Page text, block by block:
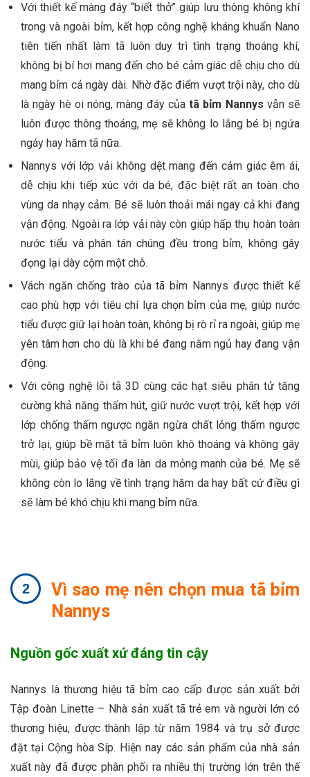
Với thiết kế màng đáy “biết thở” giúp lưu thông không khí
trong và ngoài bỉm, kết hợp công nghệ kháng khuẩn Nano
tiên tiến nhất làm tã luôn duy trì tình trạng thoáng khí,
không bị bí hơi mang đến cho bé cảm giác dễ chịu cho dù
mang bỉm cả ngày dài. Nhờ đặc điểm vượt trội này, cho dù
là ngày hè oi nóng, màng đáy của tã bỉm Nannys vẫn sẽ
luôn được thông thoáng, mẹ sẽ không lo lắng bé bị ngứa
ngáy hay hăm tã nữa.
Nannys với lớp vải không dệt mang đến cảm giác êm ái,
dễ chịu khi tiếp xúc với da bé, đặc biệt rất an toàn cho
vùng da nhạy cảm. Bé sẽ luôn thoải mái ngay cả khi đang
vận động. Ngoài ra lớp vải này còn giúp hấp thụ hoàn toàn
nước tiểu và phân tán chúng đều trong bỉm, không gây
đọng lại dày cộm một chỗ.
Vách ngăn chống trào của tã bỉm Nannys được thiết kế
cao phù hợp với tiêu chí lựa chọn bỉm của mẹ, giúp nước
tiểu được giữ lại hoàn toàn, không bị rò rỉ ra ngoài, giúp mẹ
yên tâm hơn cho dù là khi bé đang nằm ngủ hay đang vận
động.
Với công nghệ lõi tã 3D cùng các hạt siêu phân tử tăng
cường khả năng thấm hút, giữ nước vượt trội, kết hợp với
lớp chống thấm ngược ngăn ngừa chất lỏng thấm ngược
trở lại, giúp bề mặt tã bỉm luôn khô thoáng và không gây
mùi, giúp bảo vệ tối đa làn da mỏng manh của bé. Mẹ sẽ
không còn lo lắng về tình trạng hăm da hay bất cứ điều gì
sẽ làm bé khó chịu khi mang bỉm nữa.
Vì sao mẹ nên chọn mua tã bỉm
Nannys
Nguồn gốc xuất xứ đáng tin cậy
Nannys là thương hiệu tã bỉm cao cấp được sản xuất bởi
Tập đoàn Linette – Nhà sản xuất tã trẻ em và người lớn có
thương hiệu, được thành lập từ năm 1984 và trụ sở được
đặt tại Cộng hòa Síp. Hiện nay các sản phẩm của nhà sản
xuất này đã được phân phối ra nhiều thị trường lớn trên thế